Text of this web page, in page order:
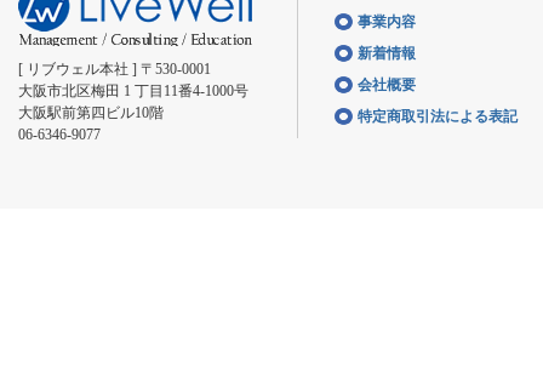
[ リブウェル本社 ] 〒530-0001
大阪市北区梅田 1 丁目11番4-1000号
大阪駅前第四ビル10階
06-6346-9077
事業内容
新着情報
会社概要
特定商取引法による表記